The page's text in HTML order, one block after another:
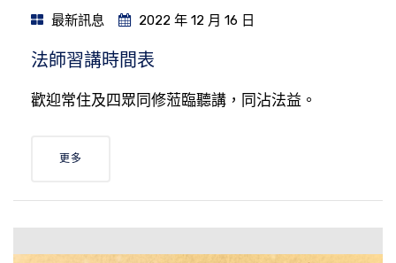
最新訊息 2022 年 12 月 16 日
法師習講時間表
歡迎常住及四眾同修蒞臨聽講，同沾法益。
更多